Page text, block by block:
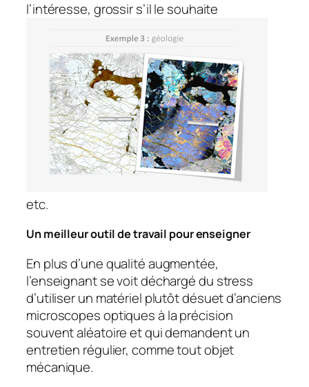
l’intéresse, grossir s’il le souhaite
etc.
Un meilleur outil de travail pour enseigner
En plus d’une qualité augmentée,
l’enseignant se voit déchargé du stress
d’utiliser un matériel plutôt désuet d’anciens
microscopes optiques à la précision
souvent aléatoire et qui demandent un
entretien régulier, comme tout objet
mécanique.